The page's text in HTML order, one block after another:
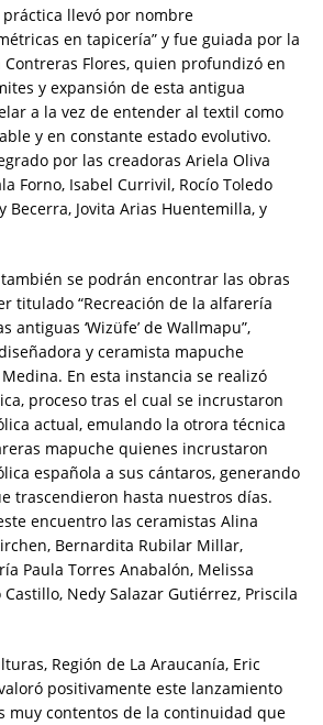
llevó por nombre
en tapicería” y fue guiada por la
Flores, quien profundizó en
y expansión de esta antigua
a la vez de entender al textil como
y en constante estado evolutivo.
por las creadoras Ariela Oliva
Forno, Isabel Currivil, Rocío Toledo
Becerra, Jovita Arias Huentemilla, y
se podrán encontrar las obras
titulado “Recreación de la alfarería
antiguas ‘Wizüfe’ de Wallmapu”,
y ceramista mapuche
En esta instancia se realizó
proceso tras el cual se incrustaron
actual, emulando la otrora técnica
mapuche quienes incrustaron
española a sus cántaros, generando
trascendieron hasta nuestros días.
encuentro las ceramistas Alina
Bernardita Rubilar Millar,
Paula Torres Anabalón, Melissa
Nedy Salazar Gutiérrez, Priscila
Región de La Araucanía, Eric
positivamente este lanzamiento
muy contentos de la continuidad que